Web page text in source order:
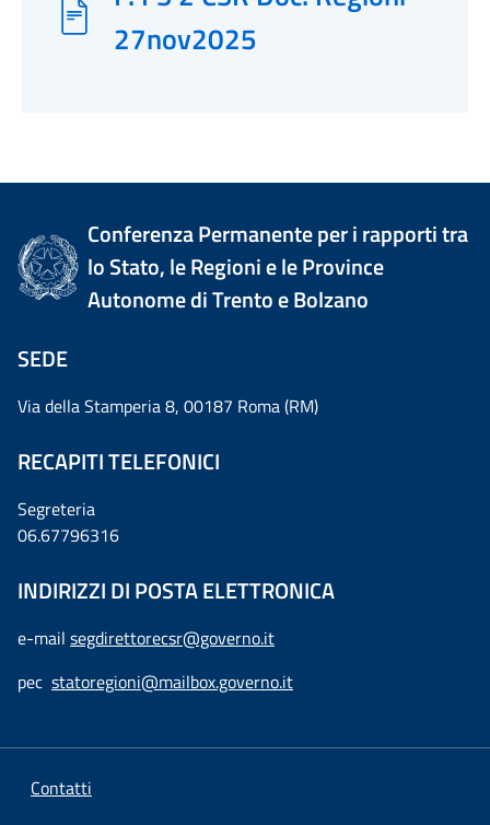
27nov2025
Conferenza Permanente per i rapporti tra
lo Stato, le Regioni e le Province
Autonome di Trento e Bolzano
SEDE
Via della Stamperia 8, 00187 Roma (RM)
RECAPITI TELEFONICI
Segreteria
06.67796316
INDIRIZZI DI POSTA ELETTRONICA
e-mail segdirettorecsr@governo.it
pec statoregioni@mailbox.governo.it
Contatti